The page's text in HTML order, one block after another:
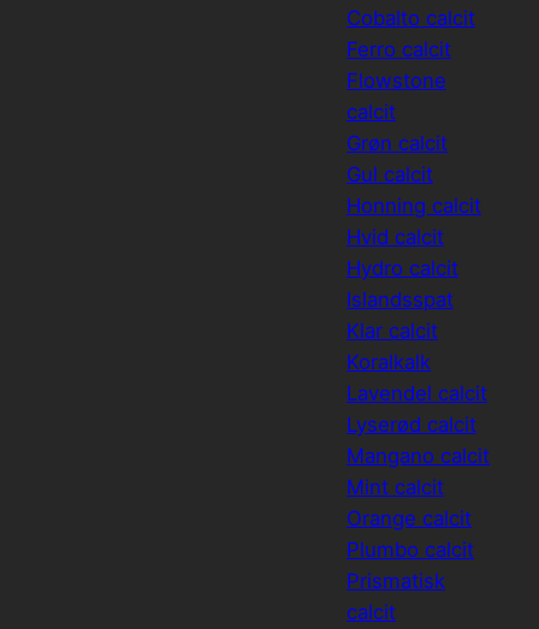
Cobalto calcit
Ferro calcit
Flowstone
calcit
Grøn calcit
Gul calcit
Honning calcit
Hvid calcit
Hydro calcit
Islandsspat
Klar calcit
Koralkalk
Lavendel calcit
Lyserød calcit
Mangano calcit
Mint calcit
Orange calcit
Plumbo calcit
Prismatisk
calcit